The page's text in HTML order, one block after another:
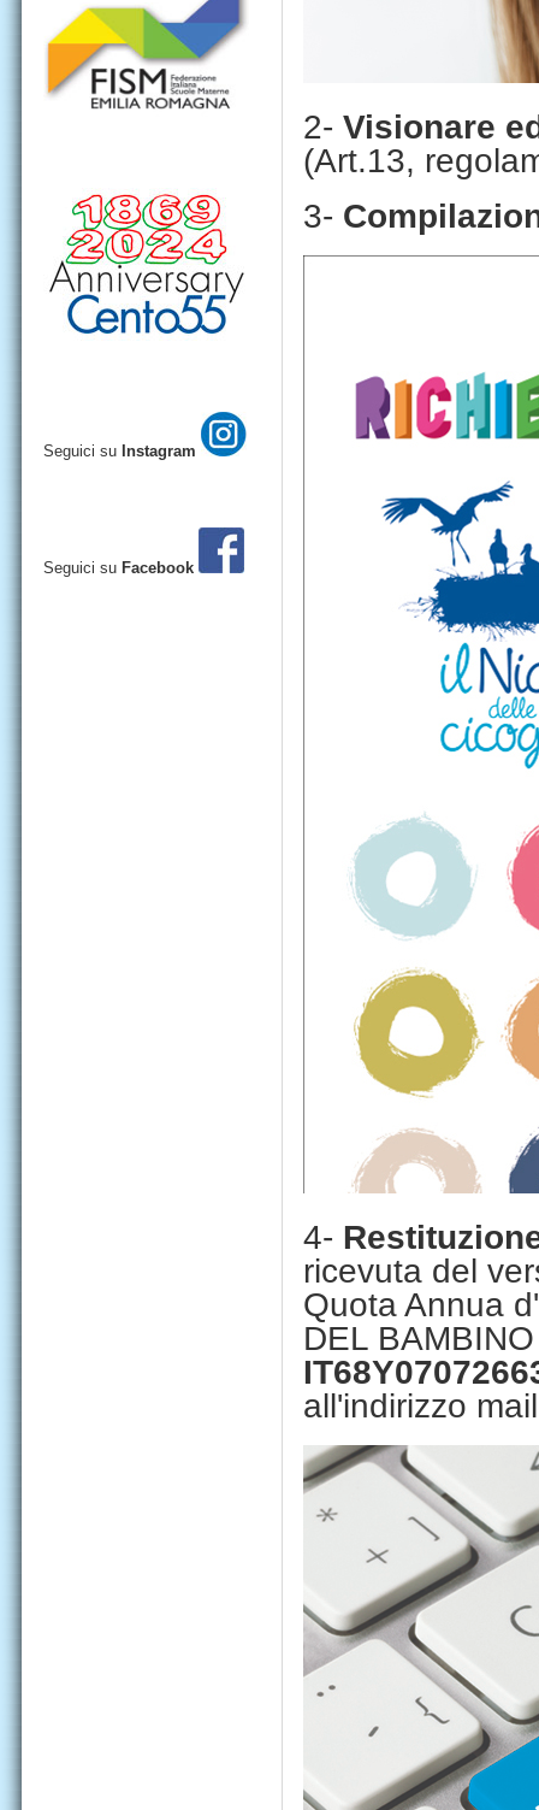
2- Visionare
(Art.13,
3-
4-
ricevuta del
Quota Annua
DEL
all'indirizzo
Seguici su Instagram
Seguici su Facebook